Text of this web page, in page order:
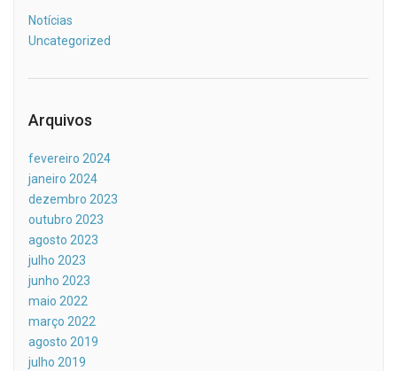
Notícias
Uncategorized
Arquivos
fevereiro 2024
janeiro 2024
dezembro 2023
outubro 2023
agosto 2023
julho 2023
junho 2023
maio 2022
março 2022
agosto 2019
julho 2019